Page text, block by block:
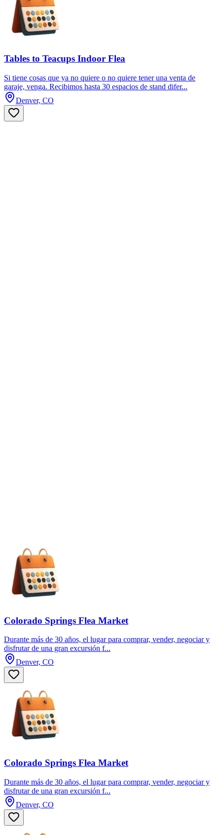
Tables to Teacups Indoor Flea
Si tiene cosas que ya no quiere o no quiere tener una venta de
garaje, venga. Recibimos hasta 30 espacios de stand difer...
Denver, CO
Colorado Springs Flea Market
Durante más de 30 años, el lugar para comprar, vender, negociar y
disfrutar de una gran excursión f...
Denver, CO
Colorado Springs Flea Market
Durante más de 30 años, el lugar para comprar, vender, negociar y
disfrutar de una gran excursión f...
Denver, CO